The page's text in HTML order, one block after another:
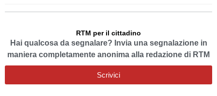
RTM per il cittadino
Hai qualcosa da segnalare? Invia una segnalazione in
maniera completamente anonima alla redazione di RTM
Scrivici